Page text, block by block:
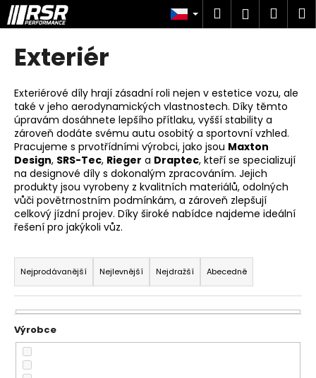
Přejít
na
obsah
Hledat
Exteriér
Exteriérové díly hrají zásadní roli nejen v estetice vozu, ale
také v jeho aerodynamických vlastnostech. Díky těmto
úpravám dosáhnete lepšího přítlaku, vyšší stability a
zároveň dodáte svému autu osobitý a sportovní vzhled.
Pracujeme s prvotřídními výrobci, jako jsou Maxton
Design, SRS-Tec, Rieger a Draptec, kteří se specializují
na designové díly s dokonalým zpracováním. Jejich
produkty jsou vyrobeny z kvalitních materiálů, odolných
vůči povětrnostním podmínkám, a zároveň zlepšují
celkový jízdní projev. Díky široké nabídce najdeme ideální
řešení pro jakýkoli vůz.
Ř
a
z
e
n
í
p
Nejprodávanější Nejlevnější Nejdražší Abecedně
K
o
o
p
o
t
ř
e
b
u
e
t
e
n
a